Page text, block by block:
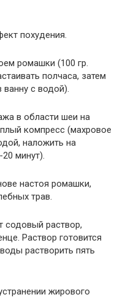
похудения.
ромашки (100 гр.
полчаса, затем
с водой).
в области шеи на
компресс (махровое
наложить на
минут).
настоя ромашки,
трав.
содовый раствор,
Раствор готовится
растворить пять
жирового